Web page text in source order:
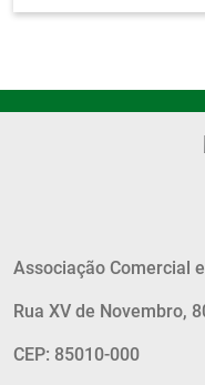
Associação Comercial
Rua XV de Novembro,
CEP: 85010-000